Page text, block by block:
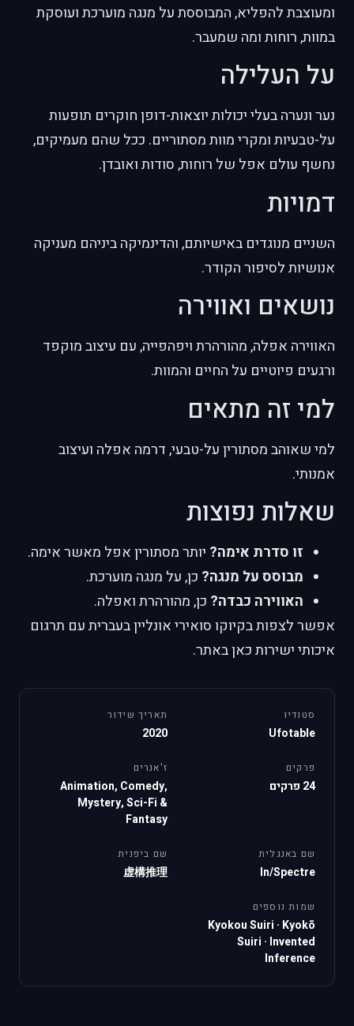
ומעוצבת להפליא, המבוססת על מנגה מוערכת ועוסקת
במוות, רוחות ומה שמעבר.
על העלילה
נער ונערה בעלי יכולות יוצאות-דופן חוקרים תופעות
על-טבעיות ומקרי מוות מסתוריים. ככל שהם מעמיקים,
נחשף עולם אפל של רוחות, סודות ואובדן.
דמויות
השניים מנוגדים באישיותם, והדינמיקה ביניהם מעניקה
אנושיות לסיפור הקודר.
נושאים ואווירה
האווירה אפלה, מהורהרת ויפהפייה, עם עיצוב מוקפד
ורגעים פיוטיים על החיים והמוות.
למי זה מתאים
למי שאוהב מסתורין על-טבעי, דרמה אפלה ועיצוב
אמנותי.
שאלות נפוצות
זו סדרת אימה? יותר מסתורין אפל מאשר אימה.
מבוסס על מנגה? כן, על מנגה מוערכת.
האווירה כבדה? כן, מהורהרת ואפלה.
אפשר לצפות בקיוקו סואירי אונליין בעברית עם תרגום
איכותי ישירות כאן באתר.
סטודיו
Ufotable
תאריך שידור
2020
פרקים
24 פרקים
ז'אנרים
Animation, Comedy,
Mystery, Sci-Fi &
Fantasy
שם באנגלית
In/Spectre
שם ביפנית
虚構推理
שמות נוספים
Kyokou Suiri · Kyokō
Suiri · Invented
Inference